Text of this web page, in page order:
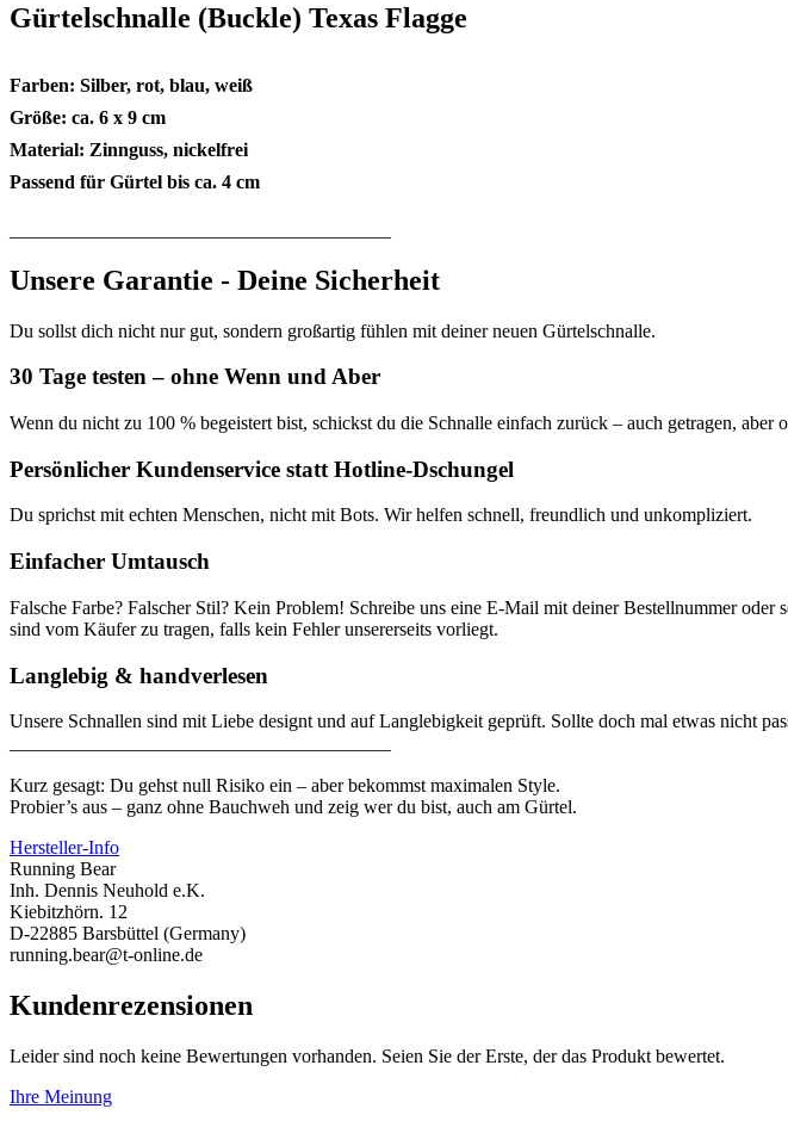
Gürtelschnalle (Buckle) Texas Flagge
Farben: Silber, rot, blau, weiß
Größe: ca. 6 x 9 cm
Material: Zinnguss, nickelfrei
Passend für Gürtel bis ca. 4 cm
Unsere Garantie - Deine Sicherheit
Du sollst dich nicht nur gut, sondern großartig fühlen mit deiner neuen Gürtelschnalle.
30 Tage testen – ohne Wenn und Aber
Wenn du nicht zu 100 % begeistert bist, schickst du die Schnalle einfach zurück – auch getragen,
Persönlicher Kundenservice statt Hotline-Dschungel
Du sprichst mit echten Menschen, nicht mit Bots. Wir helfen schnell, freundlich und unkompliziert.
Einfacher Umtausch
Falsche Farbe? Falscher Stil? Kein Problem! Schreibe uns eine E-Mail mit deiner Bestellnummer
sind vom Käufer zu tragen, falls kein Fehler unsererseits vorliegt.
Langlebig & handverlesen
Unsere Schnallen sind mit Liebe designt und auf Langlebigkeit geprüft. Sollte doch mal etwas nicht
Kurz gesagt: Du gehst null Risiko ein – aber bekommst maximalen Style.
Probier’s aus – ganz ohne Bauchweh und zeig wer du bist, auch am Gürtel.
Hersteller-Info
Running Bear
Inh. Dennis Neuhold e.K.
Kiebitzhörn. 12
D-22885 Barsbüttel (Germany)
running.bear@t-online.de
Kundenrezensionen
Leider sind noch keine Bewertungen vorhanden. Seien Sie der Erste, der das Produkt bewertet.
Ihre Meinung